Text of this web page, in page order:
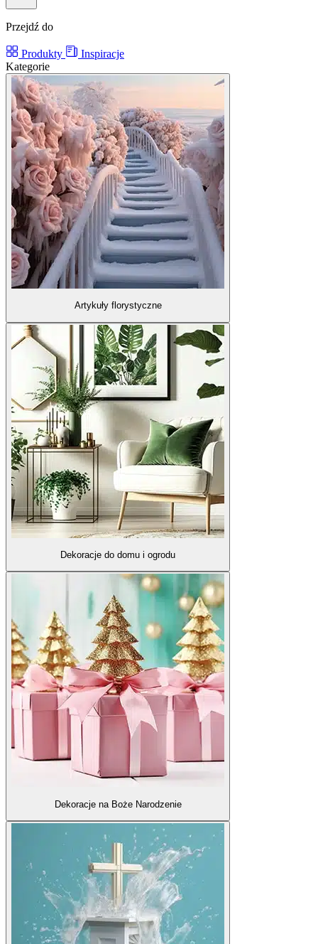
Przejdź do
Produkty
Inspiracje
Kategorie
Artykuły florystyczne
Dekoracje do domu i ogrodu
Dekoracje na Boże Narodzenie